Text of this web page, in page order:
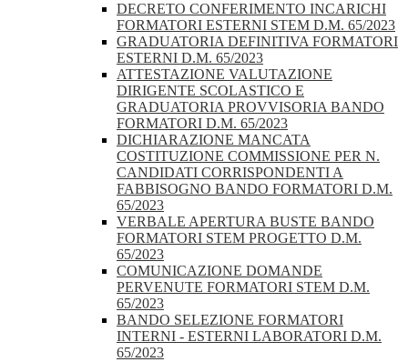
DECRETO CONFERIMENTO INCARICHI
FORMATORI ESTERNI STEM D.M. 65/2023
GRADUATORIA DEFINITIVA FORMATORI
ESTERNI D.M. 65/2023
ATTESTAZIONE VALUTAZIONE
DIRIGENTE SCOLASTICO E
GRADUATORIA PROVVISORIA BANDO
FORMATORI D.M. 65/2023
DICHIARAZIONE MANCATA
COSTITUZIONE COMMISSIONE PER N.
CANDIDATI CORRISPONDENTI A
FABBISOGNO BANDO FORMATORI D.M.
65/2023
VERBALE APERTURA BUSTE BANDO
FORMATORI STEM PROGETTO D.M.
65/2023
COMUNICAZIONE DOMANDE
PERVENUTE FORMATORI STEM D.M.
65/2023
BANDO SELEZIONE FORMATORI
INTERNI - ESTERNI LABORATORI D.M.
65/2023